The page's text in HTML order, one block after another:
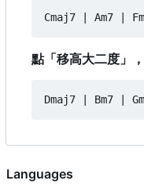
點「移高大二度」
Languages